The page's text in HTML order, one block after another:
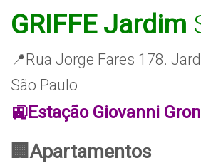
GRIFFE Jardim
📍Rua Jorge Fares 178.
São Paulo
🚉Estação Giovanni
🏢Apartamentos